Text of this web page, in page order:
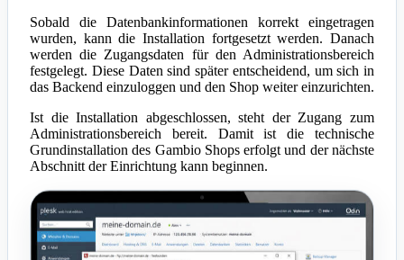
Sobald die Datenbankinformationen korrekt eingetragen
wurden, kann die Installation fortgesetzt werden. Danach
werden die Zugangsdaten für den Administrationsbereich
festgelegt. Diese Daten sind später entscheidend, um sich in
das Backend einzuloggen und den Shop weiter einzurichten.
Ist die Installation abgeschlossen, steht der Zugang zum
Administrationsbereich bereit. Damit ist die technische
Grundinstallation des Gambio Shops erfolgt und der nächste
Abschnitt der Einrichtung kann beginnen.